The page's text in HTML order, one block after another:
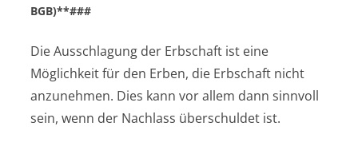
BGB)**###
Die Ausschlagung der Erbschaft ist eine
Möglichkeit für den Erben, die Erbschaft nicht
anzunehmen. Dies kann vor allem dann sinnvoll
sein, wenn der Nachlass überschuldet ist.